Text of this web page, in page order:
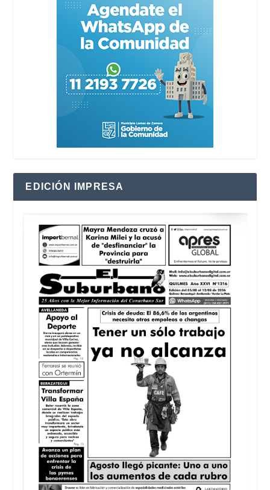
EDICIÓN IMPRESA